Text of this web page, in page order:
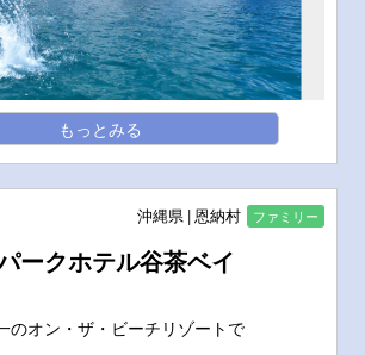
もっとみる
沖縄県 恩納村 ファミリー
ークホテル谷茶ベイ
のオン・ザ・ビーチリゾートで